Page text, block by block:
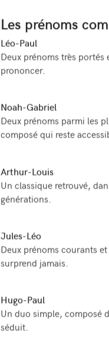
Les prénoms
Léo-Paul
Deux prénoms très
prononcer.
Noah-Gabriel
Deux prénoms parmi les
composé qui reste
Arthur-Louis
Un classique retrouvé,
générations.
Jules-Léo
Deux prénoms courants
surprend jamais.
Hugo-Paul
Un duo simple, composé
séduit.